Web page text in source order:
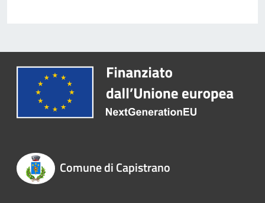
Comune di Capistrano